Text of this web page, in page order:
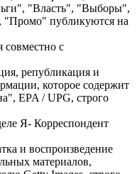
"Власть", "Выборы",
"Промо" публикуются на
совместно с
републикация и
которое содержит
EPA / UPG, строго
Я- Корреспондент
и воспроизведение
материалов,